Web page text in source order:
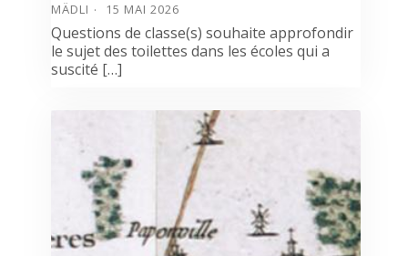
MÄDLI 15 MAI 2026
Questions de classe(s) souhaite approfondir
le sujet des toilettes dans les écoles qui a
suscité […]